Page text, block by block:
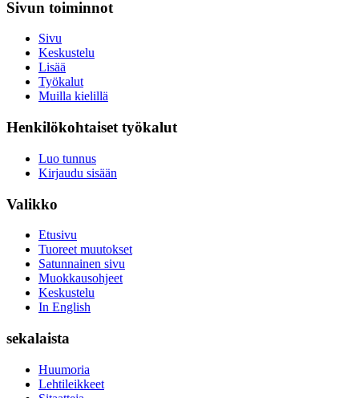
Sivun toiminnot
Sivu
Keskustelu
Lisää
Työkalut
Muilla kielillä
Henkilökohtaiset työkalut
Luo tunnus
Kirjaudu sisään
Valikko
Etusivu
Tuoreet muutokset
Satunnainen sivu
Muokkausohjeet
Keskustelu
In English
sekalaista
Huumoria
Lehtileikkeet